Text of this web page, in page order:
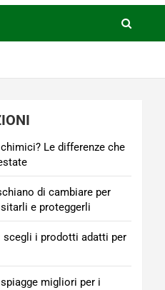
Le differenze che
di cambiare per
e proteggerli
scegli i prodotti adatti per
migliori per i